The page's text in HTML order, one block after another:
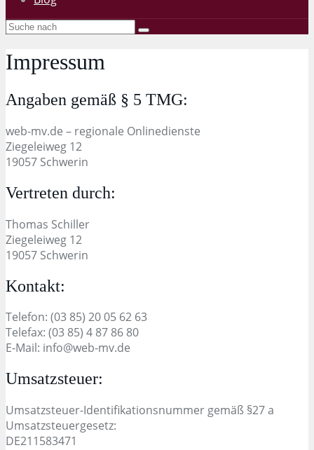
Impressum
Angaben gemäß § 5 TMG:
web-mv.de – regionale Onlinedienste
Ziegeleiweg 12
19057 Schwerin
Vertreten durch:
Thomas Schiller
Ziegeleiweg 12
19057 Schwerin
Kontakt:
Telefon: (03 85) 20 05 62 63
Telefax: (03 85) 4 87 86 80
E-Mail: info@web-mv.de
Umsatzsteuer:
Umsatzsteuer-Identifikationsnummer gemäß §27 a
Umsatzsteuergesetz:
DE211583471